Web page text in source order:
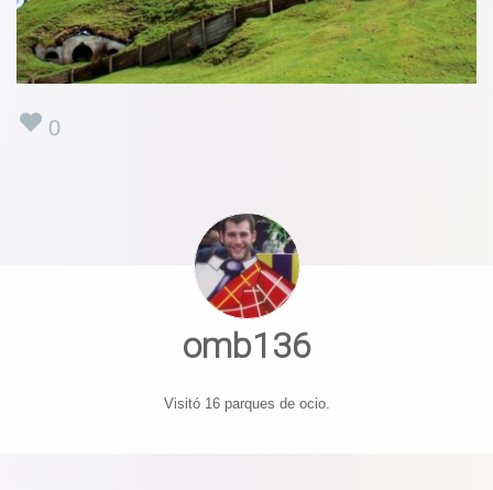
0
omb136
Visitó 16 parques de ocio.